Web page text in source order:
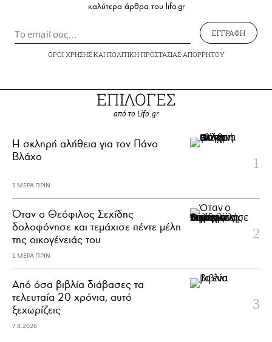
καλύτερα άρθρα του lifo.gr
ΕΓΓΡΑΦΗ
ΟΡΟΙ ΧΡΗΣΗΣΚΑΙ ΠΟΛΙΤΙΚΗ ΠΡΟΣΤΑΣΙΑΣ ΑΠΟΡΡΗΤΟΥ
ΕΠΙΛΟΓΕΣ
από το Lifo.gr
H σκληρή αλήθεια για τον Πάνο
Βλάχο
1 ΜΕΡΑ ΠΡΙΝ
Όταν ο Θεόφιλος Σεχίδης
δολοφόνησε και τεμάχισε πέντε μέλη
της οικογένειάς του
1 ΜΕΡΑ ΠΡΙΝ
Από όσα βιβλία διάβασες τα
τελευταία 20 χρόνια, αυτό
ξεχωρίζεις
7.8.2026